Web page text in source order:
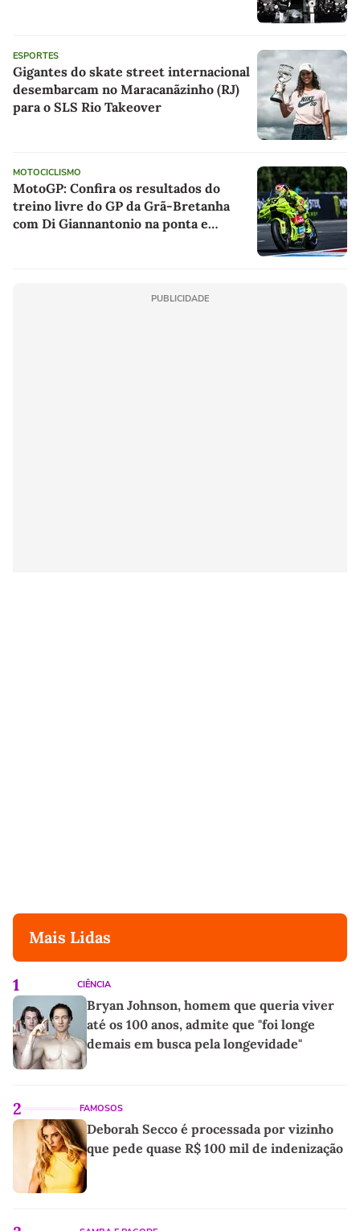
ESPORTES
Gigantes do skate street internacional
desembarcam no Maracanãzinho (RJ)
para o SLS Rio Takeover
MOTOCICLISMO
MotoGP: Confira os resultados do
treino livre do GP da Grã-Bretanha
com Di Giannantonio na ponta e
PUBLICIDADE
Mais Lidas
1 CIÊNCIA
Bryan Johnson, homem que queria viver
até os 100 anos, admite que "foi longe
demais em busca pela longevidade"
2 FAMOSOS
Deborah Secco é processada por vizinho
que pede quase R$ 100 mil de indenização